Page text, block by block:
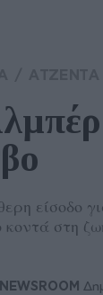
είσοδο
κοντά στη
NEWSROOM